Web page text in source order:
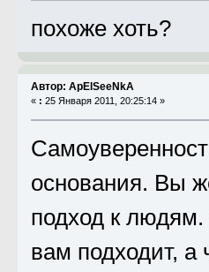
похоже хоть?
Автор: ApElSeeNkA
« : 25 Января 2011, 20:25:14 »
основания. Вы
подход к людям.
вам подходит, а